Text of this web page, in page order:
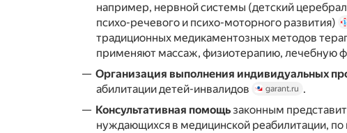
например, нервной системы (детский
психо-речевого и психо-моторного развития)
традиционных медикаментозных методов
применяют массаж, физиотерапию, лечебную
Организация выполнения индивидуальных
абилитации детей-инвалидов
garant.ru .
Консультативная помощь законным
нуждающихся в медицинской реабилитации,